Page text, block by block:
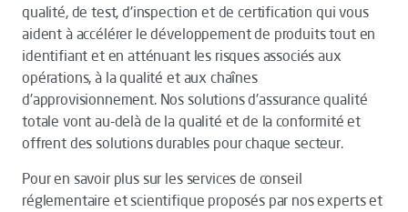
qualité, de test, d'inspection et de certification qui vous
aident à accélérer le développement de produits tout en
identifiant et en atténuant les risques associés aux
opérations, à la qualité et aux chaînes
d'approvisionnement. Nos solutions d'assurance qualité
totale vont au-delà de la qualité et de la conformité et
offrent des solutions durables pour chaque secteur.
Pour en savoir plus sur les services de conseil
réglementaire et scientifique proposés par nos experts et